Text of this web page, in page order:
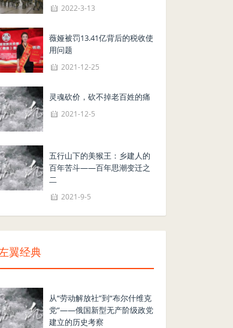
2022-3-13
薇娅被罚13.41亿背后的税收使
用问题
2021-12-25
灵魂砍价，砍不掉老百姓的痛
2021-12-5
五行山下的美猴王：乡建人的
百年苦斗——百年思潮变迁之
二
2021-9-5
翼经典
从“劳动解放社”到“布尔什维克
党”——俄国新型无产阶级政党
建立的历史考察